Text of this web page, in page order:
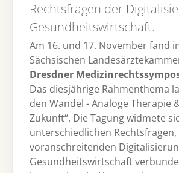
Rechtsfragen der
Gesundheitswirtschaft.
Am 16. und 17. November fand
Sächsischen
Dresdner
Das diesjährige Rahmenthema
den Wandel - Analoge Therapie
Zukunft“. Die Tagung widmete
unterschiedlichen
voranschreitenden
Gesundheitswirtschaft